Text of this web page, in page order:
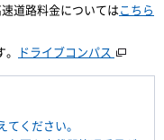
道路料金についてはこちら
ドライブコンパス
ください。